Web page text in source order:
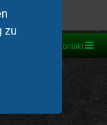
zu
Kontakt